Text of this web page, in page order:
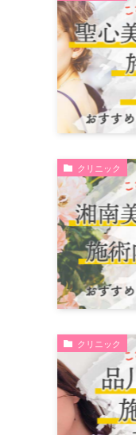
クリニック
クリニック